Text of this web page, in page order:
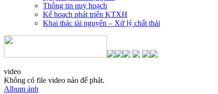
Thông tin quy hoạch
Kế hoạch phát triển KTXH
Khai thác tài nguyên – Xử lý chất thải
video
Không có file video nào để phát.
Album ảnh